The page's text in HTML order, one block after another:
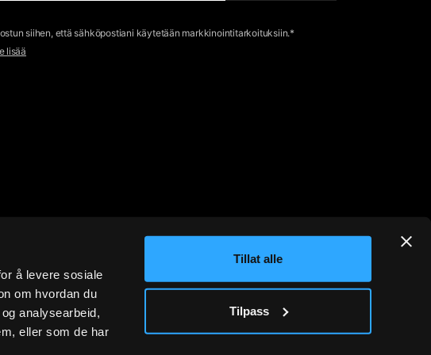
å levere sosiale
om hvordan du
analysearbeid,
eller som de har
Tillat alle
Tilpass
siihen, että sähköpostiani käytetään markkinointitarkoituksiin.*
lisää